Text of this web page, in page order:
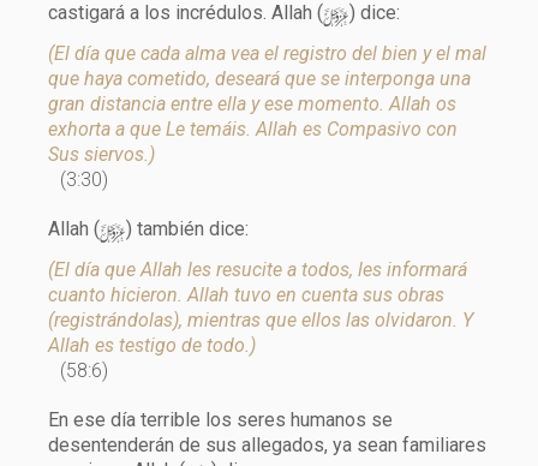
castigará a los incrédulos. Allah (y) dice:
(El día que cada alma vea el registro del bien y el mal
que haya cometido, deseará que se interponga una
gran distancia entre ella y ese momento. Allah os
exhorta a que Le temáis. Allah es Compasivo con
Sus siervos.)
(3:30)
Allah (y) también dice:
(El día que Allah les resucite a todos, les informará
cuanto hicieron. Allah tuvo en cuenta sus obras
(registrándolas), mientras que ellos las olvidaron. Y
Allah es testigo de todo.)
(58:6)
En ese día terrible los seres humanos se
desentenderán de sus allegados, ya sean familiares